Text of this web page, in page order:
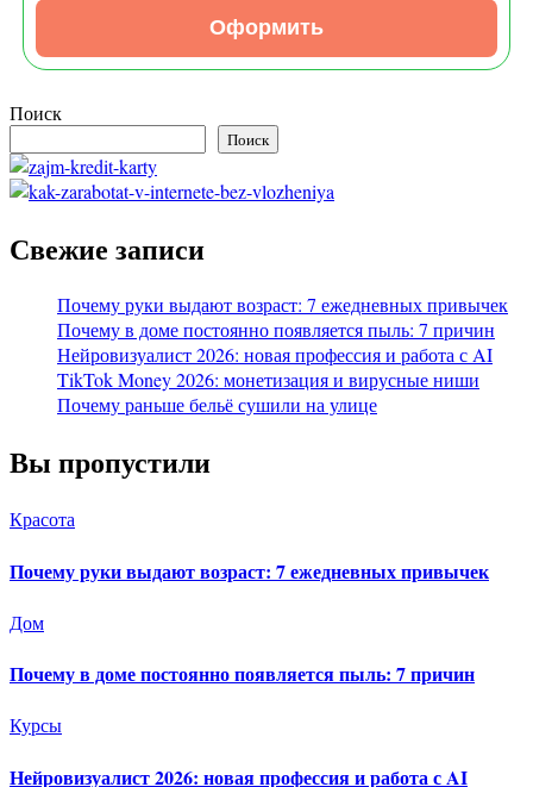
Оформить
Поиск
Поиск
Свежие записи
Почему руки выдают возраст: 7 ежедневных привычек
Почему в доме постоянно появляется пыль: 7 причин
Нейровизуалист 2026: новая профессия и работа с AI
TikTok Money 2026: монетизация и вирусные ниши
Почему раньше бельё сушили на улице
Вы пропустили
Красота
Почему руки выдают возраст: 7 ежедневных привычек
Дом
Почему в доме постоянно появляется пыль: 7 причин
Курсы
Нейровизуалист 2026: новая профессия и работа с AI